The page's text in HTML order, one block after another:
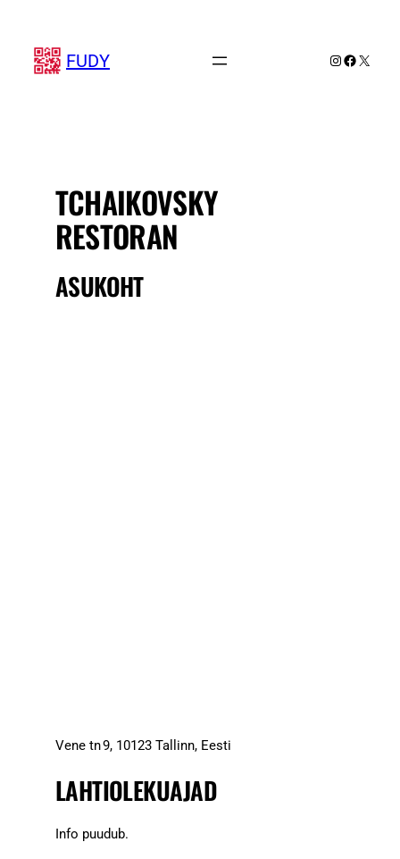
juurde
FUDY Instagram
X
TCHAIKOVSKY
RESTORAN
ASUKOHT
Vene tn 9, 10123 Tallinn, Eesti
LAHTIOLEKUAJAD
Info puudub.